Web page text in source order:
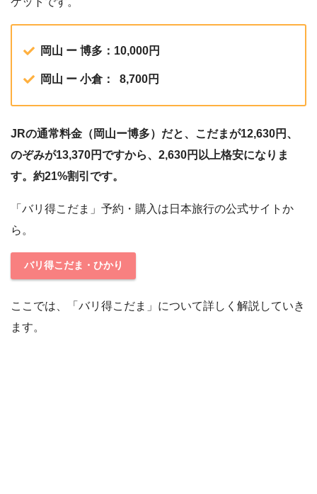
岡山 ー 博多：10,000円
岡山 ー 小倉： 8,700円
JRの通常料金（岡山ー博多）だと、こだまが12,630円、
のぞみが13,370円ですから、2,630円以上格安になりま
す。約21%割引です。
「バリ得こだま」予約・購入は日本旅行の公式サイトか
ら。
バリ得こだま・ひかり
ここでは、「バリ得こだま」について詳しく解説していき
ます。